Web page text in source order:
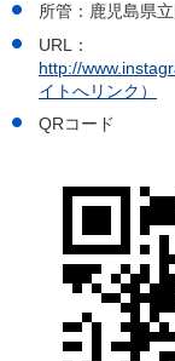
所管：鹿児島県
URL：
http://
イトへリンク）
QRコード